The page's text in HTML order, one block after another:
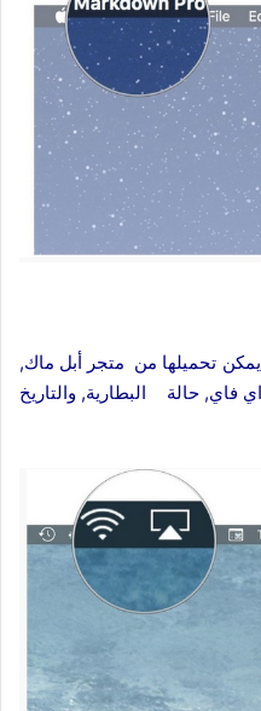
تحميلها من متجر أبل ماك,
فاي, حالة البطارية, والتاريخ